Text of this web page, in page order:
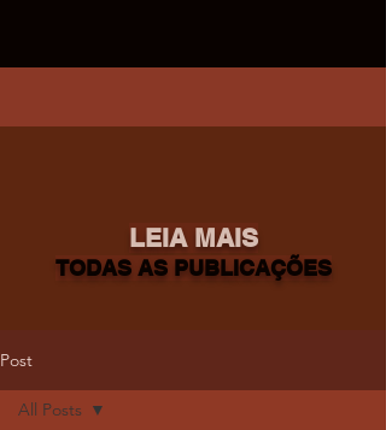
LEIA MAIS
TODAS AS PUBLICAÇÕES
Post
All Posts